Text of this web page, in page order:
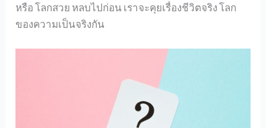
หรือ โลกสวย หลบไปก่อน เราจะคุยเรื่องชีวิตจริง โลก
ของความเป็นจริงกัน